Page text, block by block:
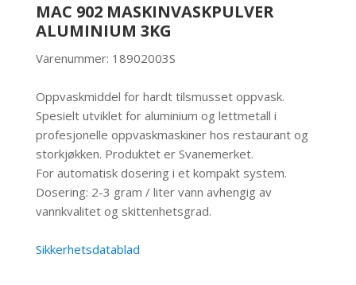
MAC 902 MASKINVASKPULVER
ALUMINIUM 3KG
Varenummer: 18902003S
Oppvaskmiddel for hardt tilsmusset oppvask.
Spesielt utviklet for aluminium og lettmetall i
profesjonelle oppvaskmaskiner hos restaurant og
storkjøkken. Produktet er Svanemerket.
For automatisk dosering i et kompakt system.
Dosering: 2-3 gram / liter vann avhengig av
vannkvalitet og skittenhetsgrad.
Sikkerhetsdatablad